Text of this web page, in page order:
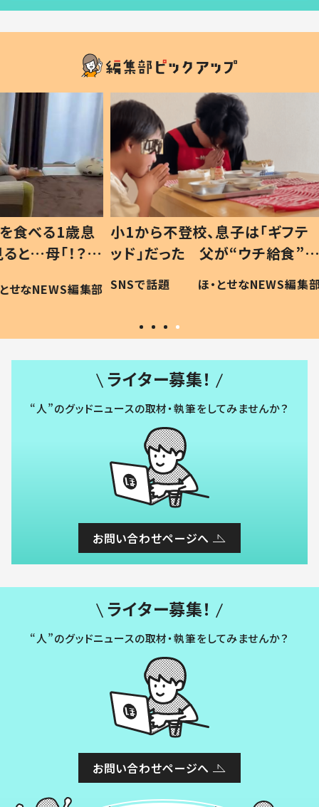
歳息
？」
編集部
小1から不登校、息子は「ギフテ
ッド」だった 父が“ウチ給食”を
作り続ける理由とは #令和の親
#令和の子
SNSで話題 ほ・とせなNEWS編集部
ひ孫
が、抱
「涙
い」
ライター募集！
“人”のグッドニュースの取材・執筆をしてみませんか？
お問い合わせページへ
ライター募集！
“人”のグッドニュースの取材・執筆をしてみませんか？
お問い合わせページへ